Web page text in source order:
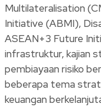
Multilateralisation
Initiative (ABMI),
ASEAN+3 Future
infrastruktur, kajian
pembiayaan risiko
beberapa tema
keuangan